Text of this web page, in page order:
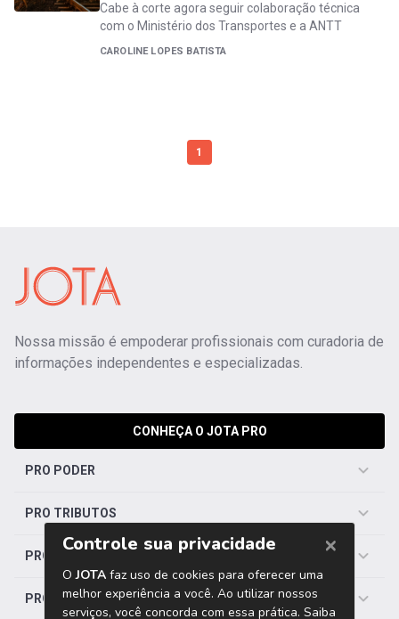
Cabe à corte agora seguir colaboração técnica
com o Ministério dos Transportes e a ANTT
CAROLINE LOPES BATISTA
1
Nossa missão é empoderar profissionais com curadoria de
informações independentes e especializadas.
CONHEÇA O JOTA PRO
PRO PODER
PRO TRIBUTOS
PRO TRABALHISTA
PRO SAÚDE